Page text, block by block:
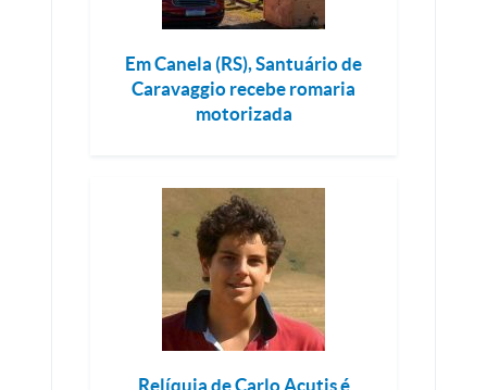
Em Canela (RS), Santuário de
Caravaggio recebe romaria
motorizada
Relíquia de Carlo Acutis é